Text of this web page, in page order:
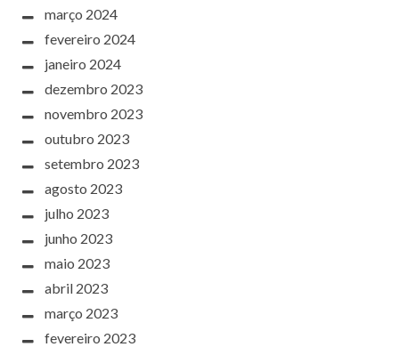
março 2024
fevereiro 2024
janeiro 2024
dezembro 2023
novembro 2023
outubro 2023
setembro 2023
agosto 2023
julho 2023
junho 2023
maio 2023
abril 2023
março 2023
fevereiro 2023